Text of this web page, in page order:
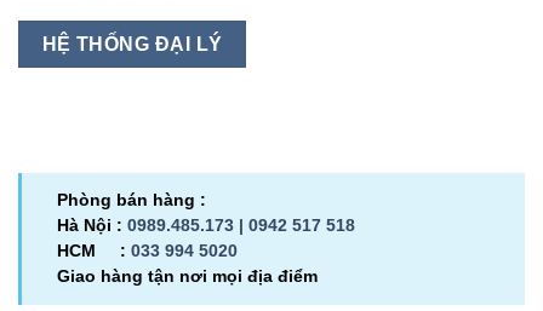
HỆ THỐNG ĐẠI LÝ
Phòng bán hàng :
Hà Nội : 0989.485.173 | 0942 517 518
HCM : 033 994 5020
Giao hàng tận nơi mọi địa điểm